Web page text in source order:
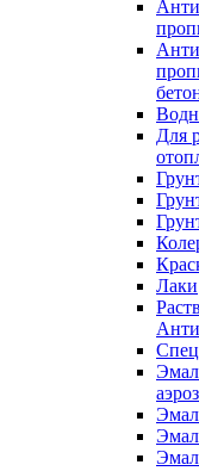
Для
Лаки